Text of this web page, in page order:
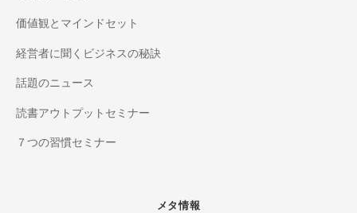
価値観とマインドセット
経営者に聞くビジネスの秘訣
話題のニュース
読書アウトプットセミナー
７つの習慣セミナー
メタ情報